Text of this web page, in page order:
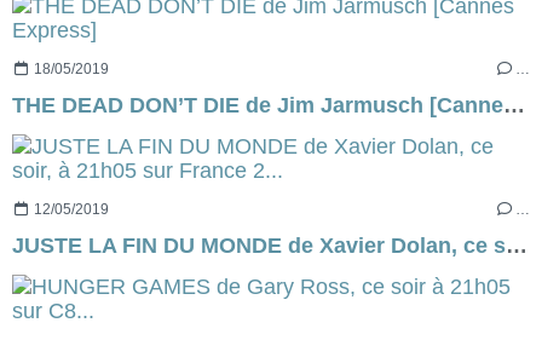
18/05/2019 …
THE DEAD DON’T DIE de Jim Jarmusch [Cannes Express]
12/05/2019 …
JUSTE LA FIN DU MONDE de Xavier Dolan, ce soir, à 21h05 sur France 2...